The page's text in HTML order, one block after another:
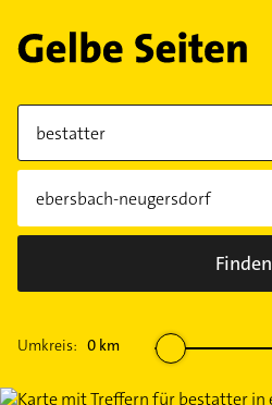
Finden
Umkreis: 0 km